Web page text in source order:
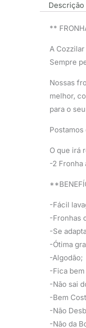
Descrição
**
A
Sempre
Nossas
melhor,
para o
O que irá
-2 Fronha
-Fácil
-Fronhas
-Se
-Ótima
-Algodão;
-Fica
-Não sai
-Bem
-Não
-Não da